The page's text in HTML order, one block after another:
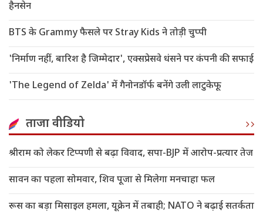
हैनसेन
BTS के Grammy फैसले पर Stray Kids ने तोड़ी चुप्पी
'निर्माण नहीं, बारिश है जिम्मेदार', एक्सप्रेसवे धंसने पर कंपनी की सफाई
'The Legend of Zelda' में गैनोनडॉर्फ बनेंगे उली लाटुकेफू
ताजा वीडियो
श्रीराम को लेकर टिप्पणी से बढ़ा विवाद, सपा-BJP में आरोप-प्रत्यार तेज
सावन का पहला सोमवार, शिव पूजा से मिलेगा मनचाहा फल
रूस का बड़ा मिसाइल हमला, यूक्रेन में तबाही; NATO ने बढ़ाई सतर्कता